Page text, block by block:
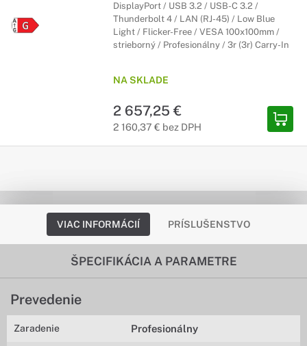
DisplayPort / USB 3.2 / USB-C 3.2 /
Thunderbolt 4 / LAN (RJ-45) / Low Blue
Light / Flicker-Free / VESA 100x100mm /
strieborný / Profesionálny / 3r (3r) Carry-In
NA SKLADE
2 657,25 €
2 160,37 € bez DPH
VIAC INFORMÁCIÍ PRÍSLUŠENSTVO
ŠPECIFIKÁCIA A PARAMETRE
Prevedenie
Zaradenie Profesionálny